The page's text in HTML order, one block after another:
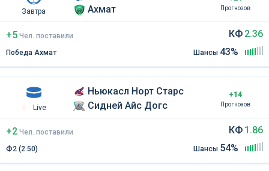
Завтра
Ахмат
Прогнозов
+5 Чел. поставили
Победа Ахмат
КФ 2.36
Шансы 43%
Live
Ньюкасл Норт Старс
Сидней Айс Догс
+14
Прогнозов
+2 Чел. поставили
Ф2 (2.50)
КФ 1.86
Шансы 54%